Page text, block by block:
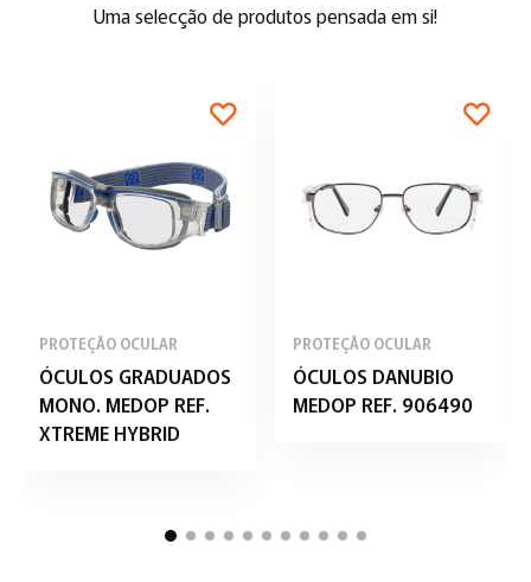
Uma selecção de produtos pensada em si!
PROTEÇÃO OCULAR
ÓCULOS GRADUADOS
MONO. MEDOP REF.
XTREME HYBRID
PROTEÇÃO OCULAR
ÓCULOS DANUBIO
MEDOP REF. 906490